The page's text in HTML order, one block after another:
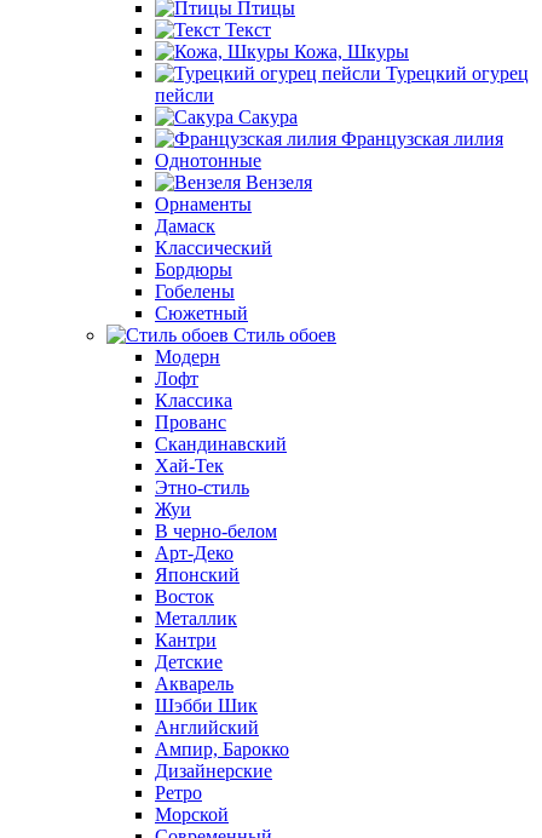
Птицы
Текст
Кожа, Шкуры
Турецкий огурец
пейсли
Сакура
Французская лилия
Однотонные
Вензеля
Орнаменты
Дамаск
Классический
Бордюры
Гобелены
Сюжетный
Стиль обоев
Модерн
Лофт
Классика
Прованс
Скандинавский
Хай-Тек
Этно-стиль
Жуи
В черно-белом
Арт-Деко
Японский
Восток
Металлик
Кантри
Детские
Акварель
Шэбби Шик
Английский
Ампир, Барокко
Дизайнерские
Ретро
Морской